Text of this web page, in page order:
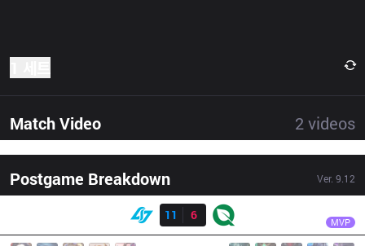
Match Video 2 videos
Postgame Breakdown Ver. 9.12
11
6 MVP